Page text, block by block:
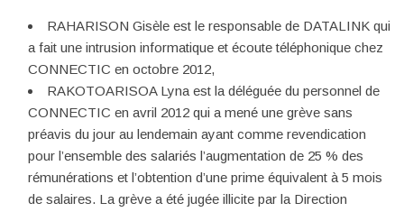
RAHARISON Gisèle est le responsable de DATALINK qui
a fait une intrusion informatique et écoute téléphonique chez
CONNECTIC en octobre 2012,
RAKOTOARISOA Lyna est la déléguée du personnel de
CONNECTIC en avril 2012 qui a mené une grève sans
préavis du jour au lendemain ayant comme revendication
pour l’ensemble des salariés l’augmentation de 25 % des
rémunérations et l’obtention d’une prime équivalent à 5 mois
de salaires. La grève a été jugée illicite par la Direction